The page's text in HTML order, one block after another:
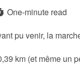
One-minute read
pu venir, la
km (et même un